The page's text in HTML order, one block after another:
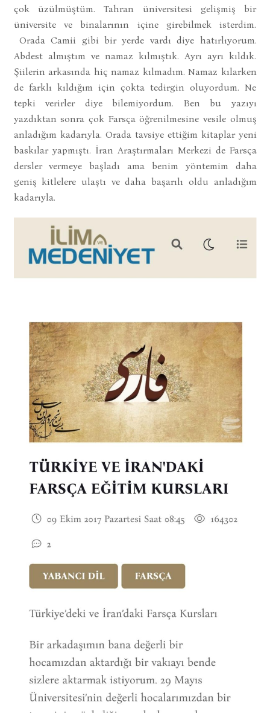
çok üzülmüştüm. Tahran üniversitesi gelişmiş bir
üniversite ve binalarının içine girebilmek isterdim.
Orada Camii gibi bir yerde vardı diye hatırlıyorum.
Abdest almıştım ve namaz kılmıştık. Ayrı ayrı kıldık.
Şiilerin arkasında hiç namaz kılmadım. Namaz kılarken
de farklı kıldığım için çokta tedirgin oluyordum. Ne
tepki verirler diye bilemiyordum. Ben bu yazıyı
yazdıktan sonra çok Farsça öğrenilmesine vesile olmuş
anladığım kadarıyla. Orada tavsiye ettiğim kitaplar yeni
baskılar yapmıştı. İran Araştırmaları Merkezi de Farsça
dersler vermeye başladı ama benim yöntemim daha
geniş kitlelere ulaştı ve daha başarılı oldu anladığım
kadarıyla.